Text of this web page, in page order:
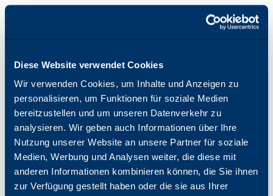
Diese Website verwendet Cookies
Wir verwenden Cookies, um Inhalte und Anzeigen zu
personalisieren, um Funktionen für soziale Medien
bereitzustellen und um unseren Datenverkehr zu
analysieren. Wir geben auch Informationen über Ihre
Nutzung unserer Website an unsere Partner für soziale
Medien, Werbung und Analysen weiter, die diese mit
anderen Informationen kombinieren können, die Sie ihnen
zur Verfügung gestellt haben oder die sie aus Ihrer